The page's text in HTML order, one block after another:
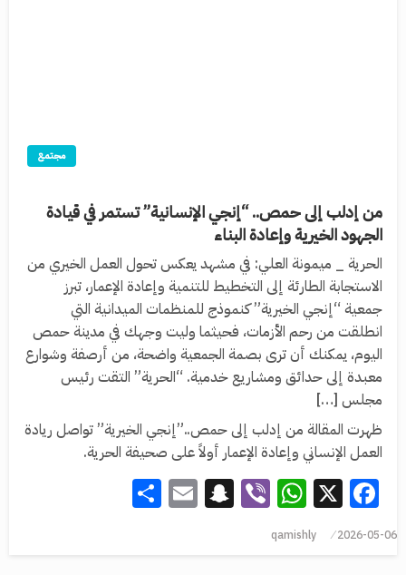
مجتمع
من إدلب إلى حمص.. “إنجي الإنسانية” تستمر في قيادة
الجهود الخيرية وإعادة البناء
الحرية _ ميمونة العلي: في مشهد يعكس تحول العمل الخيري من
الاستجابة الطارئة إلى التخطيط للتنمية وإعادة الإعمار، تبرز
جمعية “إنجي الخيرية” كنموذج للمنظمات الميدانية التي
انطلقت من رحم الأزمات، فحيثما وليت وجهك في مدينة حمص
اليوم، يمكنك أن ترى بصمة الجمعية واضحة، من أرصفة وشوارع
معبدة إلى حدائق ومشاريع خدمية. “الحرية” التقت رئيس
مجلس […]
ظهرت المقالة من إدلب إلى حمص..”إنجي الخيرية” تواصل ريادة
العمل الإنساني وإعادة الإعمار أولاً على صحيفة الحرية.
Facebook
X
WhatsApp
Viber
Snapchat
Email
2026-05-06
qamishly